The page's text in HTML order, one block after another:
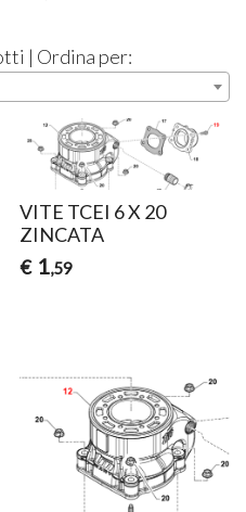
| Ordina per:
VITE TCEI 6 X 20
ZINCATA
€ 1,59